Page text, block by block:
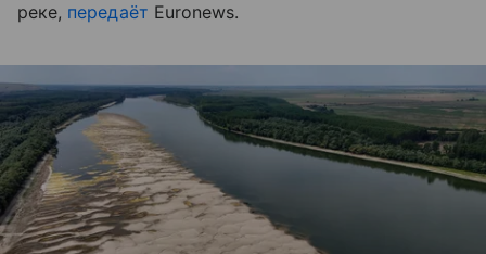
реке, передаёт Euronews.